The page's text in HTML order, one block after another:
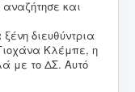
και
διευθύντρια
Κλέμπε, η
με το ΔΣ. Αυτό